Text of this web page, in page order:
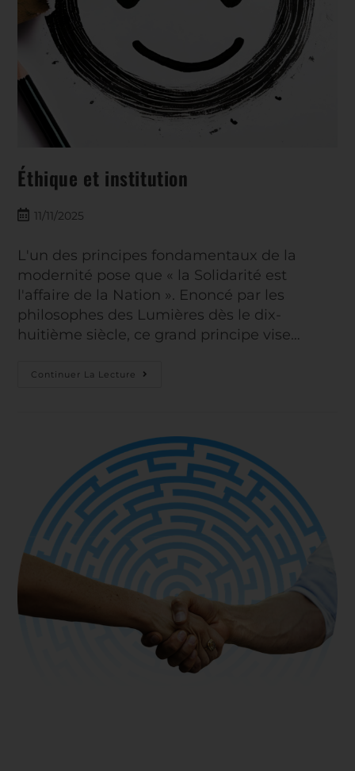
Éthique et institution
11/11/2025
L'un des principes fondamentaux de la
modernité pose que « la Solidarité est
l'affaire de la Nation ». Enoncé par les
philosophes des Lumières dès le dix-
huitième siècle, ce grand principe vise…
Continuer La Lecture